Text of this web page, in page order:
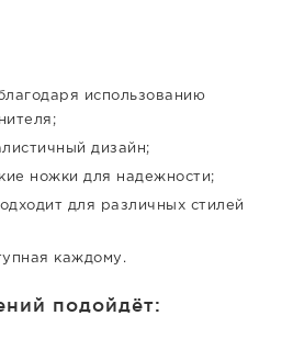
использованию
дизайн;
ножки для надежности;
для различных стилей
каждому.
подойдёт: